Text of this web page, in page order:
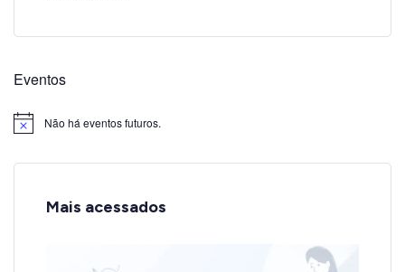
Eventos
Notice Não há eventos futuros.
Mais acessados